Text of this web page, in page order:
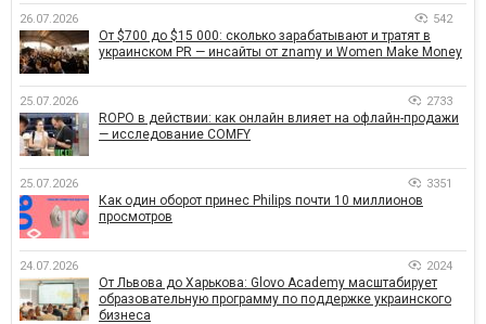
26.07.2026 542
От $700 до $15 000: сколько зарабатывают и тратят в
украинском PR — инсайты от znamy и Women Make Money
25.07.2026 2733
ROPO в действии: как онлайн влияет на офлайн-продажи
— исследование COMFY
25.07.2026 3351
Как один оборот принес Philips почти 10 миллионов
просмотров
24.07.2026 2024
От Львова до Харькова: Glovo Academy масштабирует
образовательную программу по поддержке украинского
бизнеса